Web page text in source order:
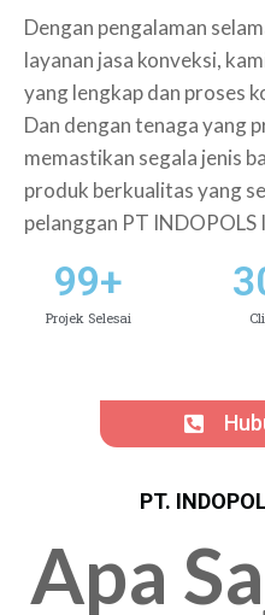
Dengan pengalaman
layanan jasa konveksi,
yang lengkap dan proses
Dan dengan tenaga yang
memastikan segala jenis
produk berkualitas yang
pelanggan PT INDOPOLS
99+
Projek Selesai
PT.
Apa